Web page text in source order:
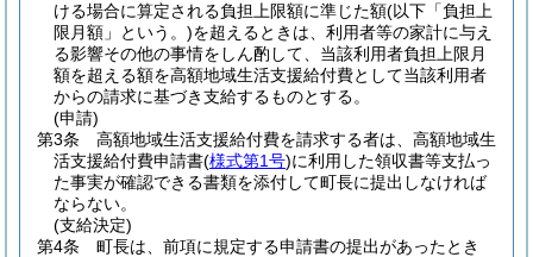
ける場合に算定される負担上限額に準じた額(以下「負担上
限月額」という。)を超えるときは、利用者等の家計に与え
る影響その他の事情をしん酌して、当該利用者負担上限月
額を超える額を高額地域生活支援給付費として当該利用者
からの請求に基づき支給するものとする。
(申請)
第3条
高額地域生活支援給付費を請求する者は、高額地域生
活支援給付費申請書(様式第1号)に利用した領収書等支払っ
た事実が確認できる書類を添付して町長に提出しなければ
ならない。
(支給決定)
第4条
町長は、前項に規定する申請書の提出があったとき